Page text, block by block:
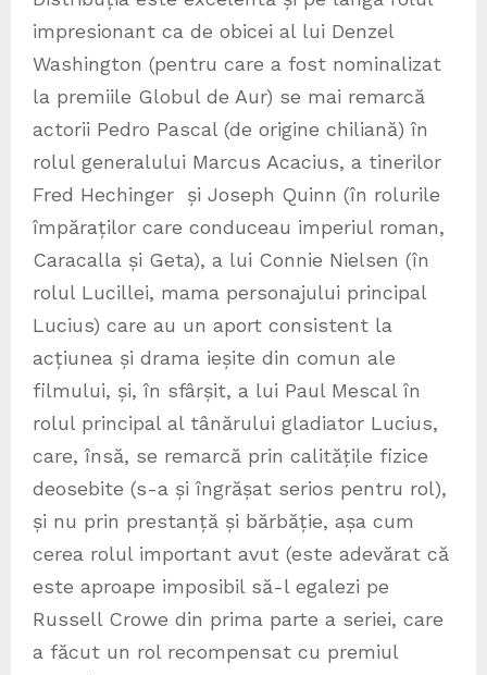
impresionant ca de obicei al lui Denzel
Washington (pentru care a fost nominalizat
la premiile Globul de Aur) se mai remarcă
actorii Pedro Pascal (de origine chiliană) în
rolul generalului Marcus Acacius, a tinerilor
Fred Hechinger și Joseph Quinn (în rolurile
împăraților care conduceau imperiul roman,
Caracalla și Geta), a lui Connie Nielsen (în
rolul Lucillei, mama personajului principal
Lucius) care au un aport consistent la
acțiunea și drama ieșite din comun ale
filmului, și, în sfârșit, a lui Paul Mescal în
rolul principal al tânărului gladiator Lucius,
care, însă, se remarcă prin calitățile fizice
deosebite (s-a și îngrășat serios pentru rol),
și nu prin prestanță și bărbăție, așa cum
cerea rolul important avut (este adevărat că
este aproape imposibil să-l egalezi pe
Russell Crowe din prima parte a seriei, care
a făcut un rol recompensat cu premiul